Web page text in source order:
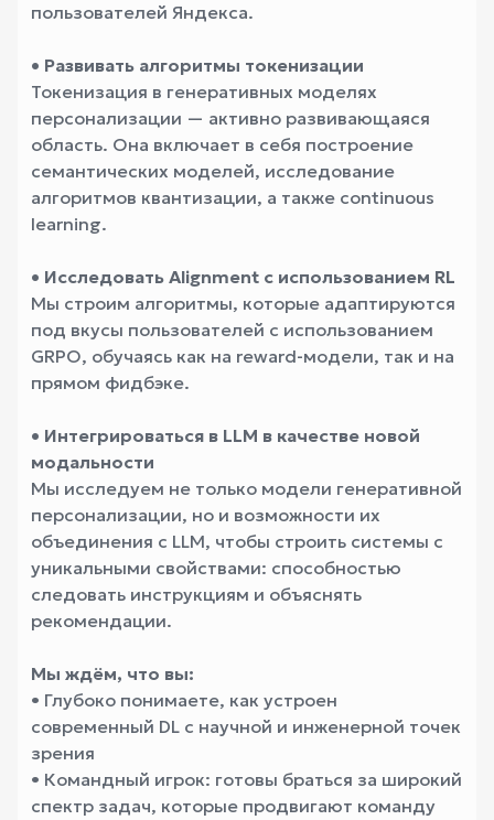
пользователей Яндекса.
• Развивать алгоритмы токенизации
Токенизация в генеративных моделях
персонализации — активно развивающаяся
область. Она включает в себя построение
семантических моделей, исследование
алгоритмов квантизации, а также continuous
learning.
• Исследовать Alignment с использованием RL
Мы строим алгоритмы, которые адаптируются
под вкусы пользователей с использованием
GRPO, обучаясь как на reward-модели, так и на
прямом фидбэке.
• Интегрироваться в LLM в качестве новой
модальности
Мы исследуем не только модели генеративной
персонализации, но и возможности их
объединения с LLM, чтобы строить системы с
уникальными свойствами: способностью
следовать инструкциям и объяснять
рекомендации.
Мы ждём, что вы:
• Глубоко понимаете, как устроен
современный DL с научной и инженерной точек
зрения
• Командный игрок: готовы браться за широкий
спектр задач, которые продвигают команду